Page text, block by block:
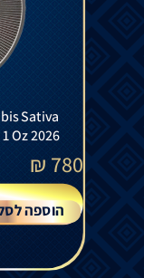
Sativa
Oz 2026
780
₪
הוספה